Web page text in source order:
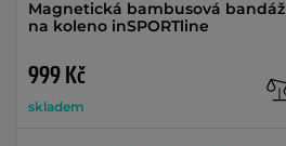
Magnetická bambusová bandáž
na koleno inSPORTline
999 Kč
skladem